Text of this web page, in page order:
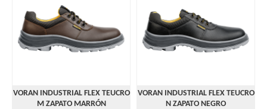
VORAN INDUSTRIAL FLEX TEUCRO
M ZAPATO MARRÓN
VORAN INDUSTRIAL FLEX TEUCRO
N ZAPATO NEGRO